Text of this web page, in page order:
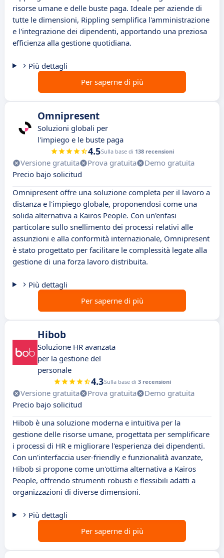
risorse umane e delle buste paga. Ideale per aziende di
tutte le dimensioni, Rippling semplifica l'amministrazione
e l'integrazione dei dipendenti, apportando una preziosa
efficienza alla gestione quotidiana.
Più dettagli
Per saperne di più
Omnipresent
Soluzioni globali per
l'impiego e le buste paga
4.5Sulla base di 138 recensioni
Versione gratuita Prova gratuita
Demo gratuita
Precio bajo solicitud
Omnipresent offre una soluzione completa per il lavoro a
distanza e l'impiego globale, proponendosi come una
solida alternativa a Kairos People. Con un'enfasi
particolare sullo snellimento dei processi relativi alle
assunzioni e alla conformità internazionale, Omnipresent
è stato progettato per facilitare le complessità legate alla
gestione di una forza lavoro distribuita.
Più dettagli
Per saperne di più
Hibob
Soluzione HR avanzata
per la gestione del
personale
4.3Sulla base di 3 recensioni
Versione gratuita Prova gratuita
Demo gratuita
Precio bajo solicitud
Hibob è una soluzione moderna e intuitiva per la
gestione delle risorse umane, progettata per semplificare
i processi di HR e migliorare l'esperienza dei dipendenti.
Con un'interfaccia user-friendly e funzionalità avanzate,
Hibob si propone come un'ottima alternativa a Kairos
People, offrendo strumenti robusti e flessibili adatti a
organizzazioni di diverse dimensioni.
Più dettagli
Per saperne di più